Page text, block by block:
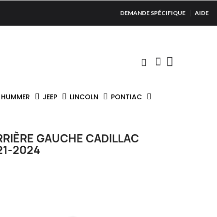
DEMANDE SPÉCIFIQUE AIDE
HUMMER JEEP LINCOLN PONTIAC
GAUCHE CADILLAC
2024